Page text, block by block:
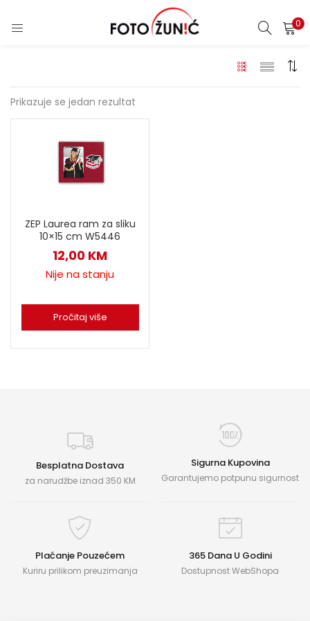
0
Prikazuje se jedan rezultat
ZEP Laurea ram za sliku
10×15 cm W5446
12,00 KM
Nije na stanju
Pročitaj više
Besplatna Dostava
za narudžbe iznad 350 KM
Sigurna Kupovina
Garantujemo potpunu sigurnost
Plaćanje Pouzećem
Kuriru prilikom preuzimanja
365 Dana U Godini
Dostupnost WebShopa